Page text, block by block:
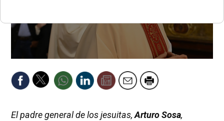
El padre general de los jesuitas,Arturo Sosa,